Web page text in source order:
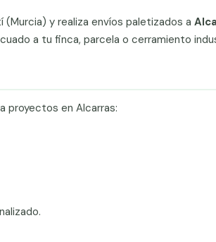
y realiza envíos paletizados a
a tu finca, parcela o cerramiento
proyectos en Alcarras: